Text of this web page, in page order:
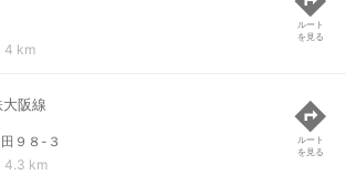
4 km
ルート
を見る
阪線
９８-３
4.3 km
ルート
を見る